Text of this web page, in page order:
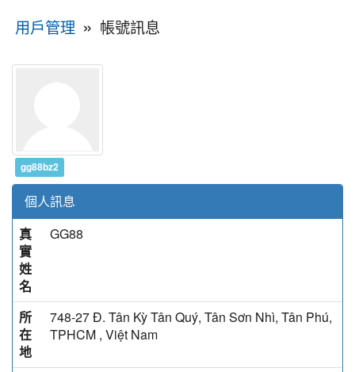
用戶管理 » 帳號訊息
gg88bz2
個人訊息
真
實
姓
名
GG88
所
在
地
748-27 Đ. Tân Kỳ Tân Quý, Tân Sơn Nhì, Tân Phú,
TPHCM , Việt Nam